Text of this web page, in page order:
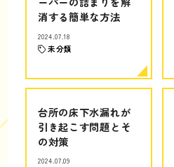
消する簡単な方法
2024.07.18
未分類
台所の床下水漏れが
引き起こす問題とそ
の対策
2024.07.09